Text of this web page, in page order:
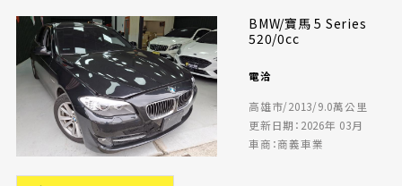
BMW/寶馬 5 Series
520/0cc
電洽
高雄市/2013/9.0萬公里
更新日期：2026年 03月
車商：商義車業